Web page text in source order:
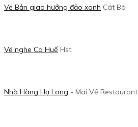
Vé Bản giao hưởng đảo xanh Cát Bà
Vé nghe Ca Huế Hst
Nhà Hàng Hạ Long - Mai Về Restaurant